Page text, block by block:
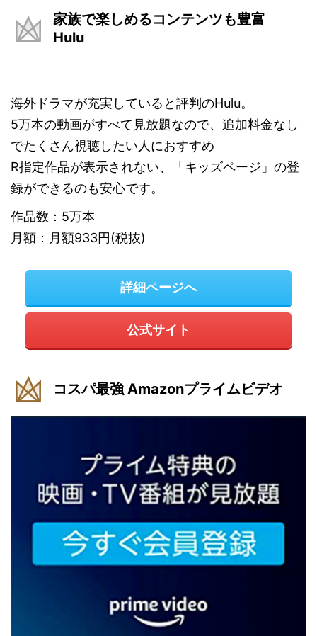
家族で楽しめるコンテンツも豊富
Hulu
海外ドラマが充実していると評判のHulu。
5万本の動画がすべて見放題なので、追加料金なし
でたくさん視聴したい人におすすめ
R指定作品が表示されない、「キッズページ」の登
録ができるのも安心です。
作品数：5万本
月額：月額933円(税抜)
詳細ページへ
公式サイト
コスパ最強 Amazonプライムビデオ